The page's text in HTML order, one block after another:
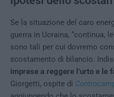
Se la situazione del caro
guerra in Ucraina, “continua,
sono tali per cui dovremo
scostamento di bilancio.
imprese a reggere l’urto e le
Giorgetti, ospite di